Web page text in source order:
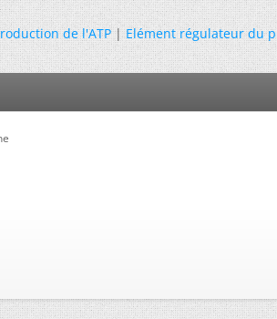
de l'ATP|Elément régulateur du